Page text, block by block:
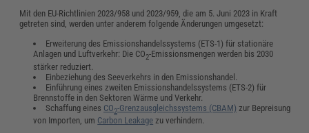
Mit den EU-Richtlinien 2023/958 und 2023/959, die am 5. Juni 2023 in Kraft
getreten sind, werden unter anderem folgende Änderungen umgesetzt:
Erweiterung des Emissionshandelssystems (ETS-1) für stationäre
Anlagen und Luftverkehr: Die CO2-Emissionsmengen werden bis 2030
stärker reduziert.
Einbeziehung des Seeverkehrs in den Emissionshandel.
Einführung eines zweiten Emissionshandelssystems (ETS-2) für
Brennstoffe in den Sektoren Wärme und Verkehr.
Schaffung eines CO2-Grenzausgleichssystems (CBAM) zur Bepreisung
von Importen, um Carbon Leakage zu verhindern.